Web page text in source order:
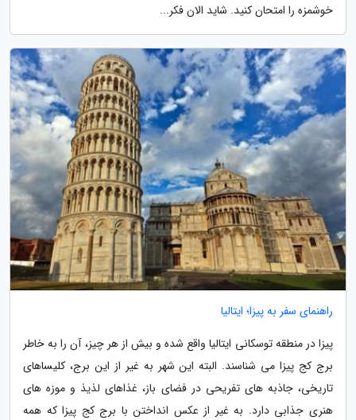
خوشمزه را امتحان کنید. شاید الان فکر...
راهنمای سفر به پیزا؛ ایتالیا
پیزا در منطقه توسکانی ایتالیا واقع شده و بیش از هر چیز، آن را به خاطر
برج کج پیزا می شناسند. البته این شهر به غیر از این برج، کلیساهای
تاریخی، جاذبه های تفریحی در فضای باز، غذاهای لذیذ و موزه های
هنری جذابی دارد. به غیر از عکس انداختن با برج کج پیزا که همه